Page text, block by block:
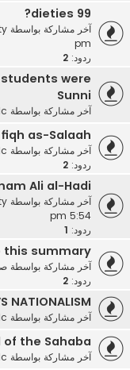
99 dieties?
آخر مشاركة بواسطة
pm
ردود: 2
were
Sunni
آخر مشاركة بواسطة
as-Salaah
آخر مشاركة بواسطة
ردود: 2
Ali al-Hadi
آخر مشاركة بواسطة
5:54 pm
ردود:
this summary
آخر مشاركة بواسطة
ردود: 2
NATIONALISM‏
آخر مشاركة بواسطة
of the Sahaba‏
آخر مشاركة بواسطة